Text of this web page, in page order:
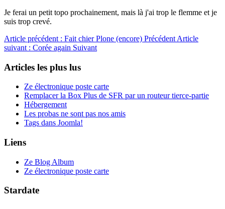
Je ferai un petit topo prochainement, mais là j'ai trop le flemme et je
suis trop crevé.
Article précédent : Fait chier Plone (encore) Précédent Article
suivant : Corée again Suivant
Articles les plus lus
Ze électronique poste carte
Remplacer la Box Plus de SFR par un routeur tierce-partie
Hébergement
Les probas ne sont pas nos amis
Tags dans Joomla!
Liens
Ze Blog Album
Ze électronique poste carte
Stardate